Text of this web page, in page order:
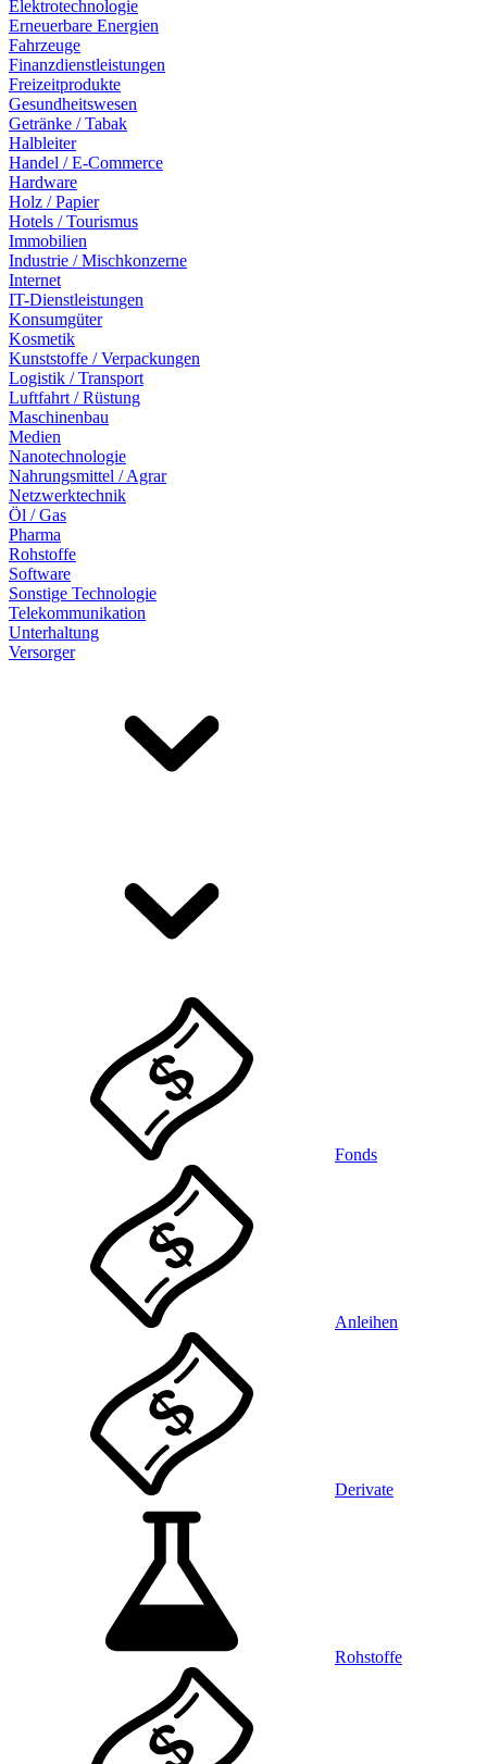
Elektrotechnologie
Erneuerbare Energien
Fahrzeuge
Finanzdienstleistungen
Freizeitprodukte
Gesundheitswesen
Getränke / Tabak
Halbleiter
Handel / E-Commerce
Hardware
Holz / Papier
Hotels / Tourismus
Immobilien
Industrie / Mischkonzerne
Internet
IT-Dienstleistungen
Konsumgüter
Kosmetik
Kunststoffe / Verpackungen
Logistik / Transport
Luftfahrt / Rüstung
Maschinenbau
Medien
Nanotechnologie
Nahrungsmittel / Agrar
Netzwerktechnik
Öl / Gas
Pharma
Rohstoffe
Software
Sonstige Technologie
Telekommunikation
Unterhaltung
Versorger
Fonds
Anleihen
Derivate
Rohstoffe